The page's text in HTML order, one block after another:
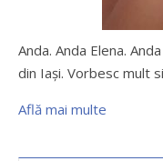
Anda. Anda Elena.
din Iaşi. Vorbesc mult
Află mai multe